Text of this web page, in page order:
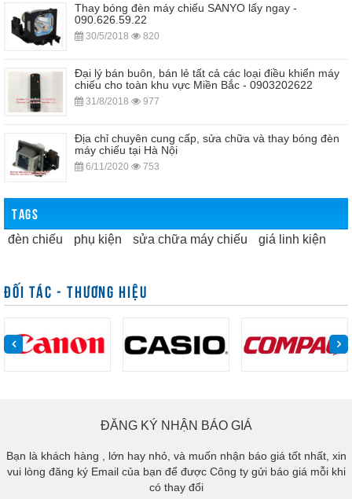
Thay bóng đèn máy chiếu SANYO lấy ngay -
090.626.59.22
30/5/2018 820
Đại lý bán buôn, bán lẻ tất cả các loại điều khiển máy
chiếu cho toàn khu vực Miền Bắc - 0903202622
31/8/2018 977
Địa chỉ chuyên cung cấp, sửa chữa và thay bóng đèn
máy chiếu tại Hà Nội
6/11/2020 753
TAGS
đèn chiếu phụ kiện sửa chữa máy chiếu giá linh kiện
ĐỐI TÁC - THƯƠNG HIỆU
ĐĂNG KÝ NHẬN BÁO GIÁ
Bạn là khách hàng , lớn hay nhỏ, và muốn nhận báo giá tốt nhất, xin
vui lòng đăng ký Email của bạn để được Công ty gửi báo giá mỗi khi
có thay đổi